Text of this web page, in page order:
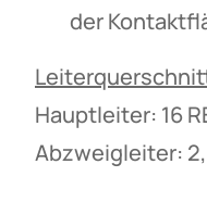
der
Hauptleiter: 16
Abzweigleiter: